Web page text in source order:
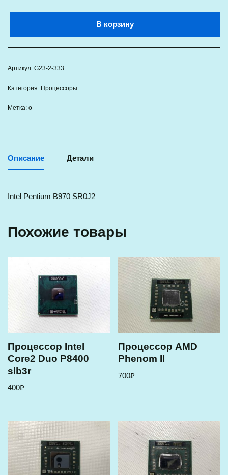
В корзину
Артикул: G23-2-333
Категория: Процессоры
Метка: о
Описание Детали
Intel Pentium B970 SR0J2
Похожие товары
Процессор Intel
Core2 Duo P8400
slb3r
400₽
Процессор AMD
Phenom II
700₽